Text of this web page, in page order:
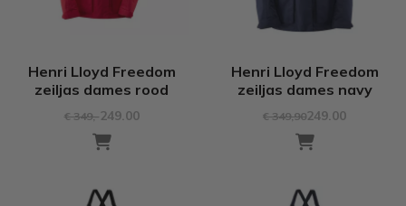
Henri Lloyd Freedom
zeiljas dames rood
€ 349,- 249.00
Henri Lloyd Freedom
zeiljas dames navy
€ 349,90249.00